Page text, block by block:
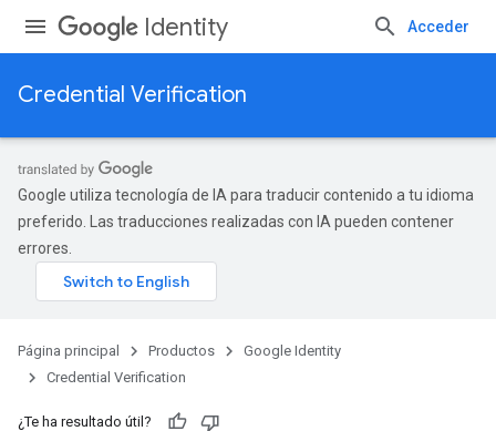
Identity Acceder
Credential Verification
Google utiliza tecnología de IA para traducir contenido a tu idioma
preferido. Las traducciones realizadas con IA pueden contener
errores.
Página principal Productos
Google Identity
Credential Verification
¿Te ha resultado útil?